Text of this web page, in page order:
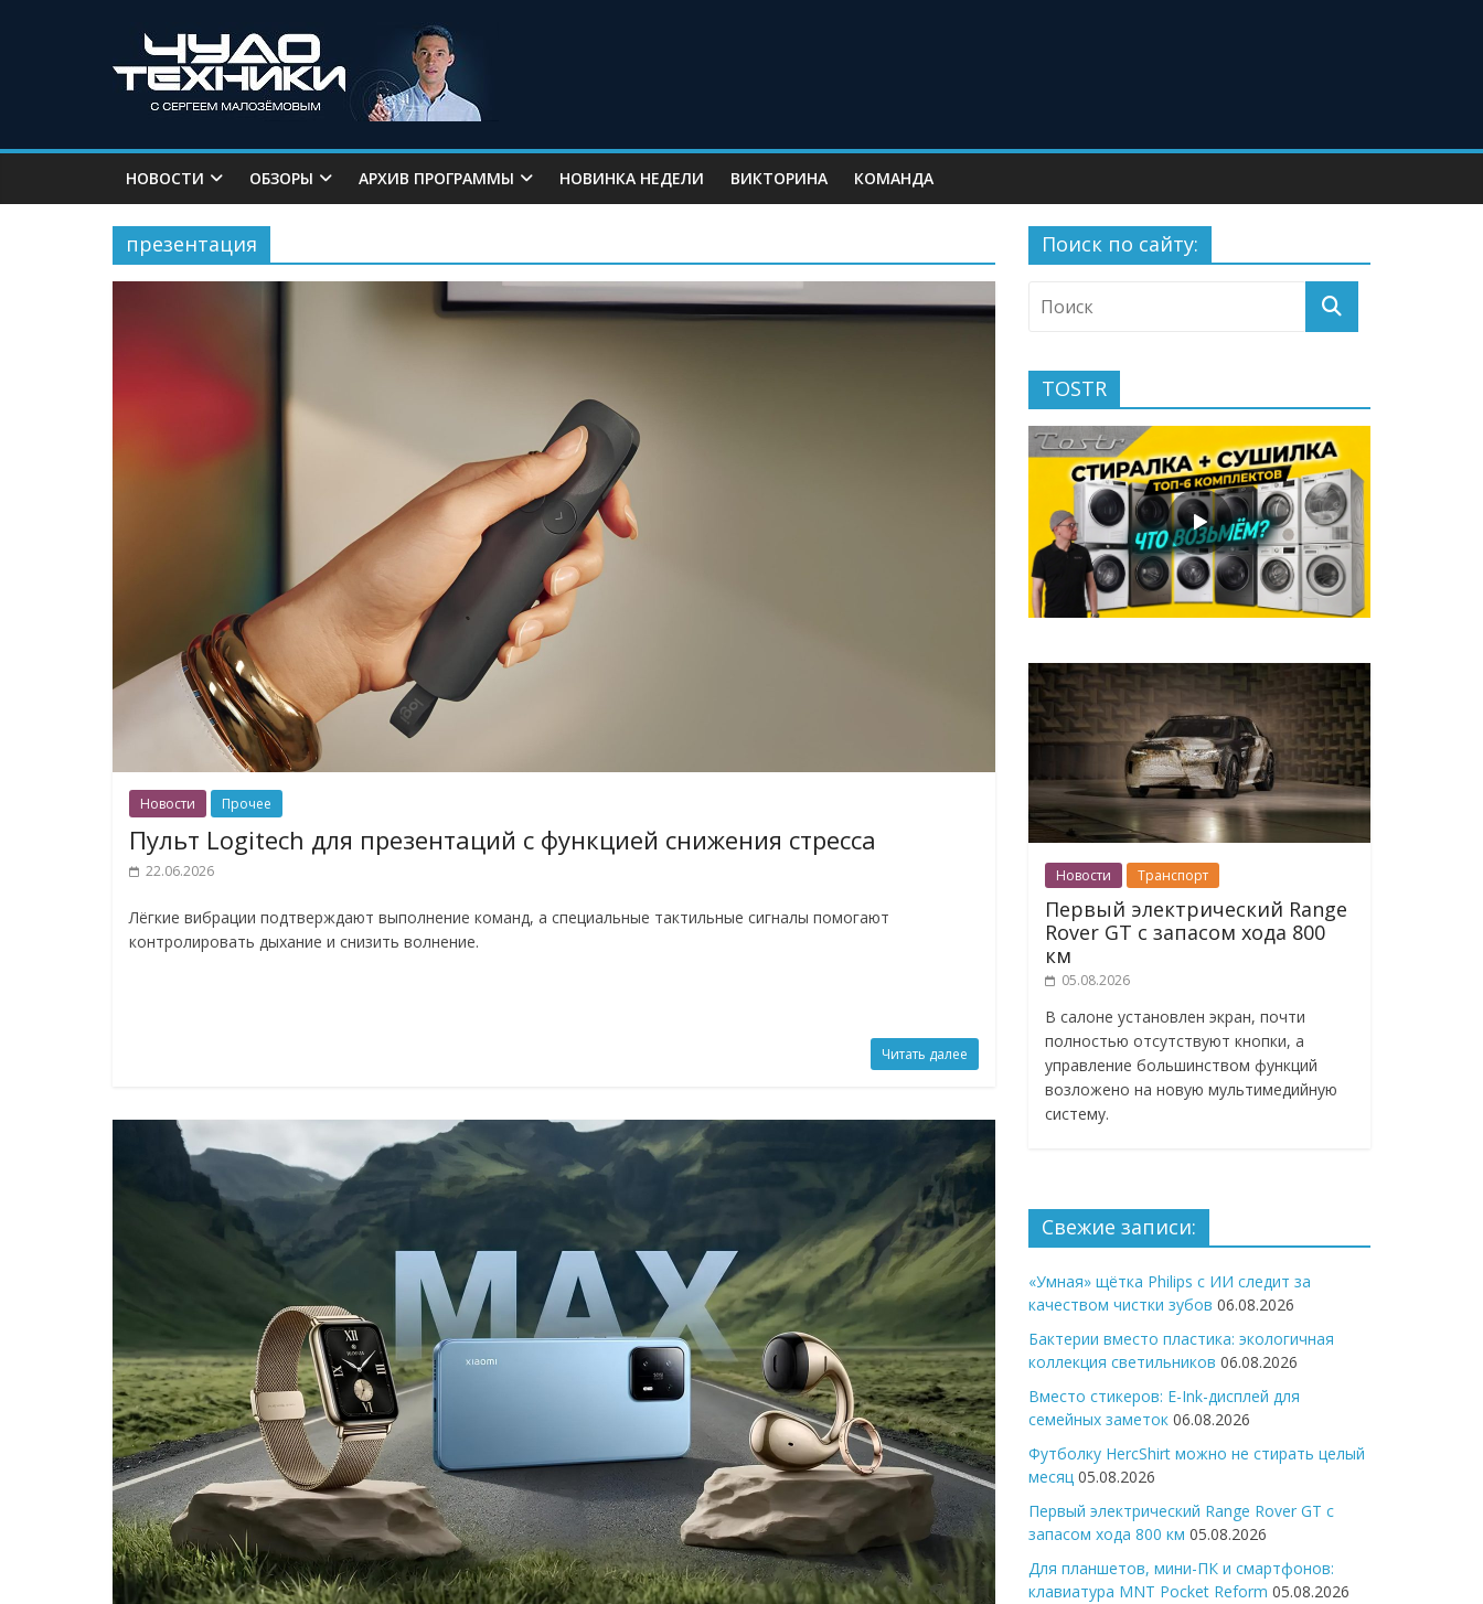
НОВОСТИ ОБЗОРЫ АРХИВ ПРОГРАММЫ НОВИНКА НЕДЕЛИ ВИКТОРИНА КОМАНДА
презентация
Новости Прочее
Пульт Logitech для презентаций с функцией снижения стресса
22.06.2026
Лёгкие вибрации подтверждают выполнение команд, а специальные тактильные сигналы помогают
контролировать дыхание и снизить волнение.
Читать далее
Поиск по сайту:
TOSTR
Новости Транспорт
Первый электрический Range
Rover GT с запасом хода 800
км
05.08.2026
В салоне установлен экран, почти
полностью отсутствуют кнопки, а
управление большинством функций
возложено на новую мультимедийную
систему.
Свежие записи:
«Умная» щётка Philips с ИИ следит за
качеством чистки зубов 06.08.2026
Бактерии вместо пластика: экологичная
коллекция светильников 06.08.2026
Вместо стикеров: E-Ink-дисплей для
семейных заметок 06.08.2026
Футболку HercShirt можно не стирать целый
месяц 05.08.2026
Первый электрический Range Rover GT с
запасом хода 800 км 05.08.2026
Для планшетов, мини-ПК и смартфонов:
клавиатура MNT Pocket Reform 05.08.2026